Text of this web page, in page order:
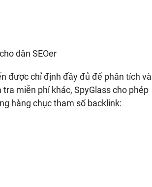
được chỉ định đầy đủ để phân tích và
miễn phí khác, SpyGlass cho phép
hàng chục tham số backlink: